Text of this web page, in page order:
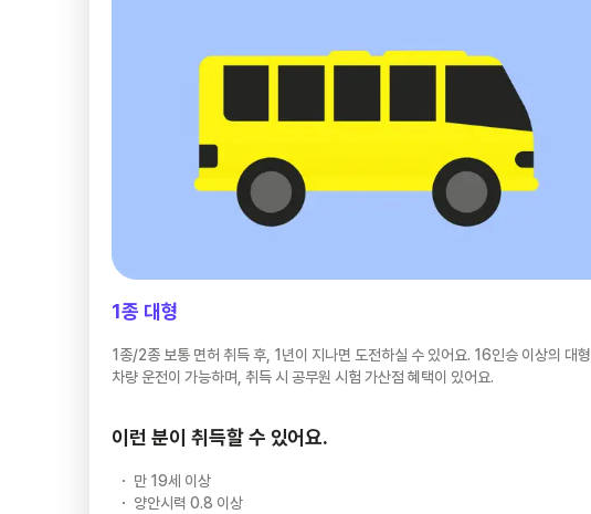
1종 대형
1종/2종 보통 면허 취득 후, 1년이 지나면 도전하실 수 있어요. 16인승 이상의 대형
차량 운전이 가능하며, 취득 시 공무원 시험 가산점 혜택이 있어요.
이런 분이 취득할 수 있어요.
만 19세 이상
양안시력 0.8 이상